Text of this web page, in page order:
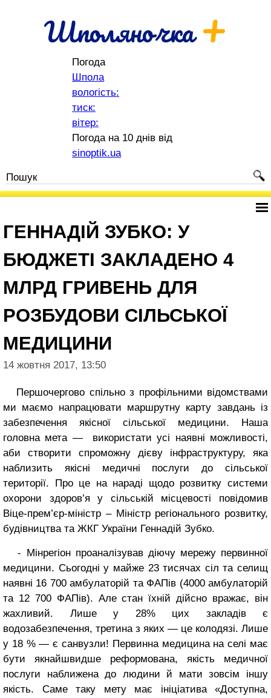
Шполяночка+
Погода
Шпола
вологість:
тиск:
вітер:
Погода на 10 днів від
sinoptik.ua
ГЕННАДІЙ ЗУБКО: У
БЮДЖЕТІ ЗАКЛАДЕНО 4
МЛРД ГРИВЕНЬ ДЛЯ
РОЗБУДОВИ СІЛЬСЬКОЇ
МЕДИЦИНИ
14 жовтня 2017, 13:50
Першочергово спільно з профільними відомствами
ми маємо напрацювати маршрутну карту завдань із
забезпечення якісної сільської медицини. Наша
головна мета — використати усі наявні можливості,
аби створити спроможну дієву інфраструктуру, яка
наблизить якісні медичні послуги до сільської
території. Про це на нараді щодо розвитку системи
охорони здоров’я у сільській місцевості повідомив
Віце-прем’єр-міністр – Міністр регіонального розвитку,
будівництва та ЖКГ України Геннадій Зубко.
- Мінрегіон проаналізував діючу мережу первинної
медицини. Сьогодні у майже 23 тисячах сіл та селищ
наявні 16 700 амбулаторій та ФАПів (4000 амбулаторій
та 12 700 ФАПів). Але стан їхній дійсно вражає, він
жахливий. Лише у 28% цих закладів є
водозабезпечення, третина з яких — це колодязі. Лише
у 18 % — є санвузли! Первинна медицина на селі має
бути якнайшвидше реформована, якість медичної
послуги наближена до людини й мати зовсім іншу
якість. Саме таку мету має ініціатива «Доступна,